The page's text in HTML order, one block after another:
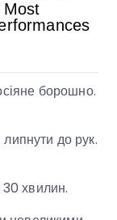
борошно.
липнути до рук.
30 хвилин.